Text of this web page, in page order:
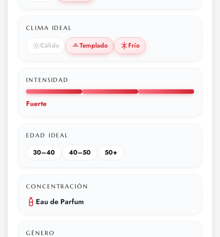
CLIMA IDEAL
Cálido Templado Frío
INTENSIDAD
Fuerte
EDAD IDEAL
30–40 40–50 50+
CONCENTRACIÓN
Eau de Parfum
GÉNERO